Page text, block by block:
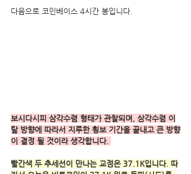
다음으로 코인베이스 4시간 봉입니다.
보시다시피 삼각수렴 형태가 관찰되며, 삼각수렴 이
탈 방향에 따라서 지루한 횡보 기간을 끝내고 큰 방향
이 결정 될 것이라 생각합니다.
빨간색 두 추세선이 만나는 교점은 37.1K입니다. 따